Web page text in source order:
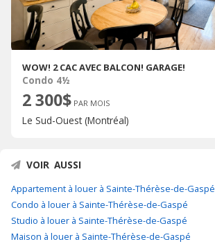
WOW! 2 CAC AVEC BALCON! GARAGE!
Condo 4½
2 300$ PAR MOIS
Le Sud-Ouest (Montréal)
VOIR AUSSI
Appartement à louer à Sainte-Thérèse-de-Gaspé
Condo à louer à Sainte-Thérèse-de-Gaspé
Studio à louer à Sainte-Thérèse-de-Gaspé
Maison à louer à Sainte-Thérèse-de-Gaspé